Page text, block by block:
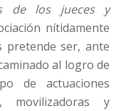
de los jueces y
nítidamente
ser, ante
al logro de
de actuaciones
movilizadoras y